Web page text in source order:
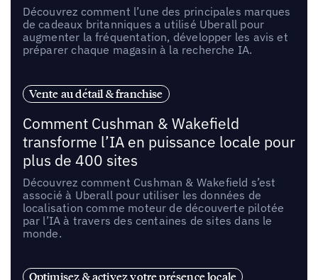
Découvrez comment l’une des principales marques
de cadeaux britanniques a utilisé Uberall pour
augmenter la fréquentation, développer les avis et
préparer chaque magasin à la recherche IA.
Vente au détail & franchise
Comment Cushman & Wakefield
transforme l’IA en puissance locale pour
plus de 400 sites
Découvrez comment Cushman & Wakefield s’est
associé à Uberall pour utiliser les données de
localisation comme moteur de découverte pilotée
par l’IA à travers des centaines de sites dans le
monde.
Optimisez & activez votre présence locale